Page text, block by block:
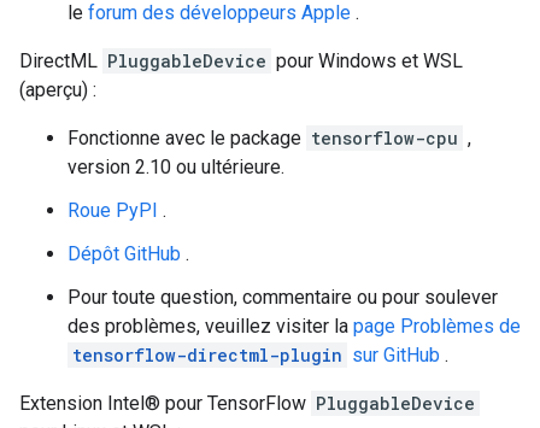
le forum des développeurs Apple .
DirectML PluggableDevice pour Windows et WSL
(aperçu) :
Fonctionne avec le package tensorflow-cpu ,
version 2.10 ou ultérieure.
Roue PyPI .
Dépôt GitHub .
Pour toute question, commentaire ou pour soulever
des problèmes, veuillez visiter la page Problèmes de
tensorflow-directml-plugin sur GitHub .
Extension Intel® pour TensorFlow PluggableDevice